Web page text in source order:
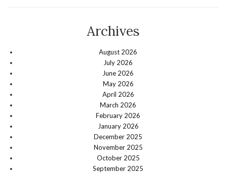
Archives
August 2026
July 2026
June 2026
May 2026
April 2026
March 2026
February 2026
January 2026
December 2025
November 2025
October 2025
September 2025